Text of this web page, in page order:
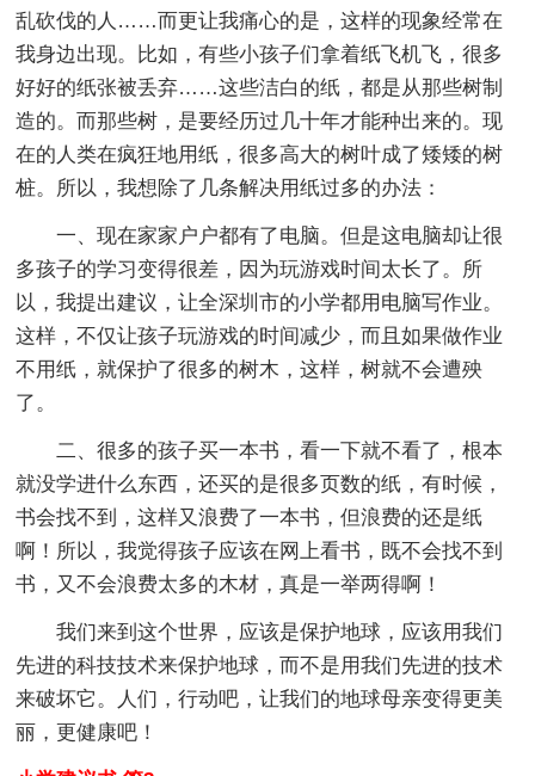
乱砍伐的人……而更让我痛心的是，这样的现象经常在
我身边出现。比如，有些小孩子们拿着纸飞机飞，很多
好好的纸张被丢弃……这些洁白的纸，都是从那些树制
造的。而那些树，是要经历过几十年才能种出来的。现
在的人类在疯狂地用纸，很多高大的树叶成了矮矮的树
桩。所以，我想除了几条解决用纸过多的办法：
一、现在家家户户都有了电脑。但是这电脑却让很
多孩子的学习变得很差，因为玩游戏时间太长了。所
以，我提出建议，让全深圳市的小学都用电脑写作业。
这样，不仅让孩子玩游戏的时间减少，而且如果做作业
不用纸，就保护了很多的树木，这样，树就不会遭殃
了。
二、很多的孩子买一本书，看一下就不看了，根本
就没学进什么东西，还买的是很多页数的纸，有时候，
书会找不到，这样又浪费了一本书，但浪费的还是纸
啊！所以，我觉得孩子应该在网上看书，既不会找不到
书，又不会浪费太多的木材，真是一举两得啊！
我们来到这个世界，应该是保护地球，应该用我们
先进的科技技术来保护地球，而不是用我们先进的技术
来破坏它。人们，行动吧，让我们的地球母亲变得更美
丽，更健康吧！